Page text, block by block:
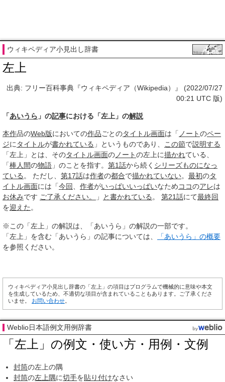
ウィキペディア小見出し辞書
左上
出典: フリー百科事典『ウィキペディア（Wikipedia）』 (2022/07/27
00:21 UTC 版)
「あいうら 」の記事における「左上」の解説
本作品のWeb版においての作品ごとのタイトル画面は「 ノートのペー
ジに タイトルが書かれている 」というものであり、 この節で説明する
「左上」とは、そのタイトル画面の ノートの左上に描かれている、
「棒人間の物語 」のことを指す。 第1話から続く シリーズものになっ
ている 。 ただし、 第17話は作者の都合で描かれていない。 最初のタ
イトル画面には「今回 作者がいっぱいいっぱいなためココのアレは
お休みです ご了承ください。 」 と書かれている 。 第21話にて最終回
を迎えた 。
※この「左上」の解説は、「あいうら」の解説の一部です。
「左上」を含む「あいうら」の記事については、
「あいうら」の概要
を参照ください。
ウィキペディア小見出し辞書の「左上」の項目はプログラムで機械的に意味や本文
を生成しているため、不適切な項目が含まれていることもあります。ご了承くださ
いませ。 お問い合わせ
Weblio日本語例文用例辞書
「左上」の例文・使い方・用例・文例
封筒の左上の隅
封筒の左上隅に切手を貼り付けなさい